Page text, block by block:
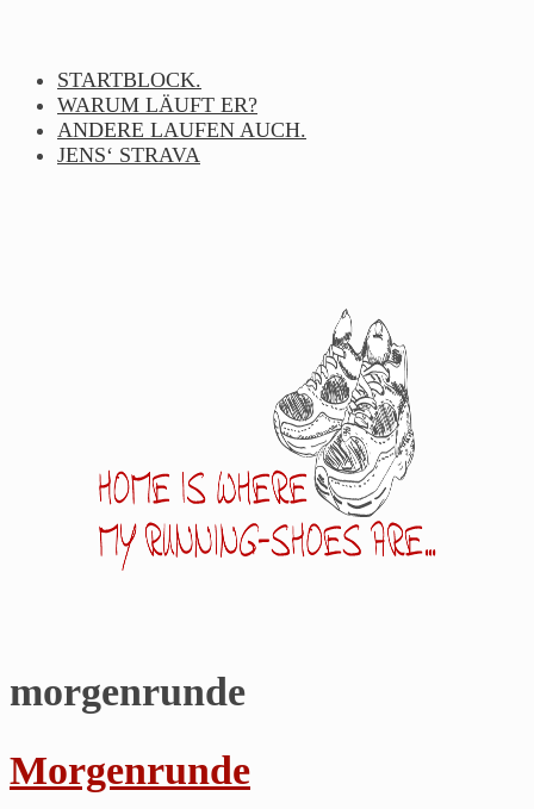
contentSTARTBLOCK.
WARUM LÄUFT ER?
ANDERE LAUFEN AUCH.
JENS‘ STRAVA
Jens
Noch
morgenrunde
Morgenrunde